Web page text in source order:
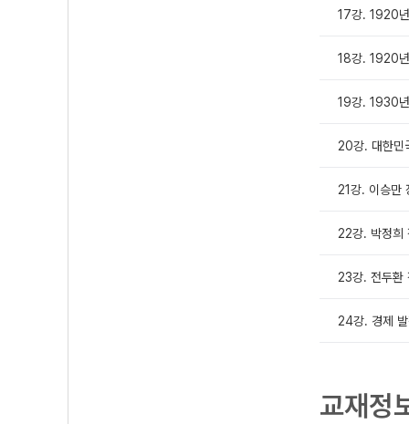
17강. 1920
18강. 1920
19강. 1930
20강. 대한민
21강. 이승만
22강. 박정희
23강. 전두환
24강. 경제
교재정